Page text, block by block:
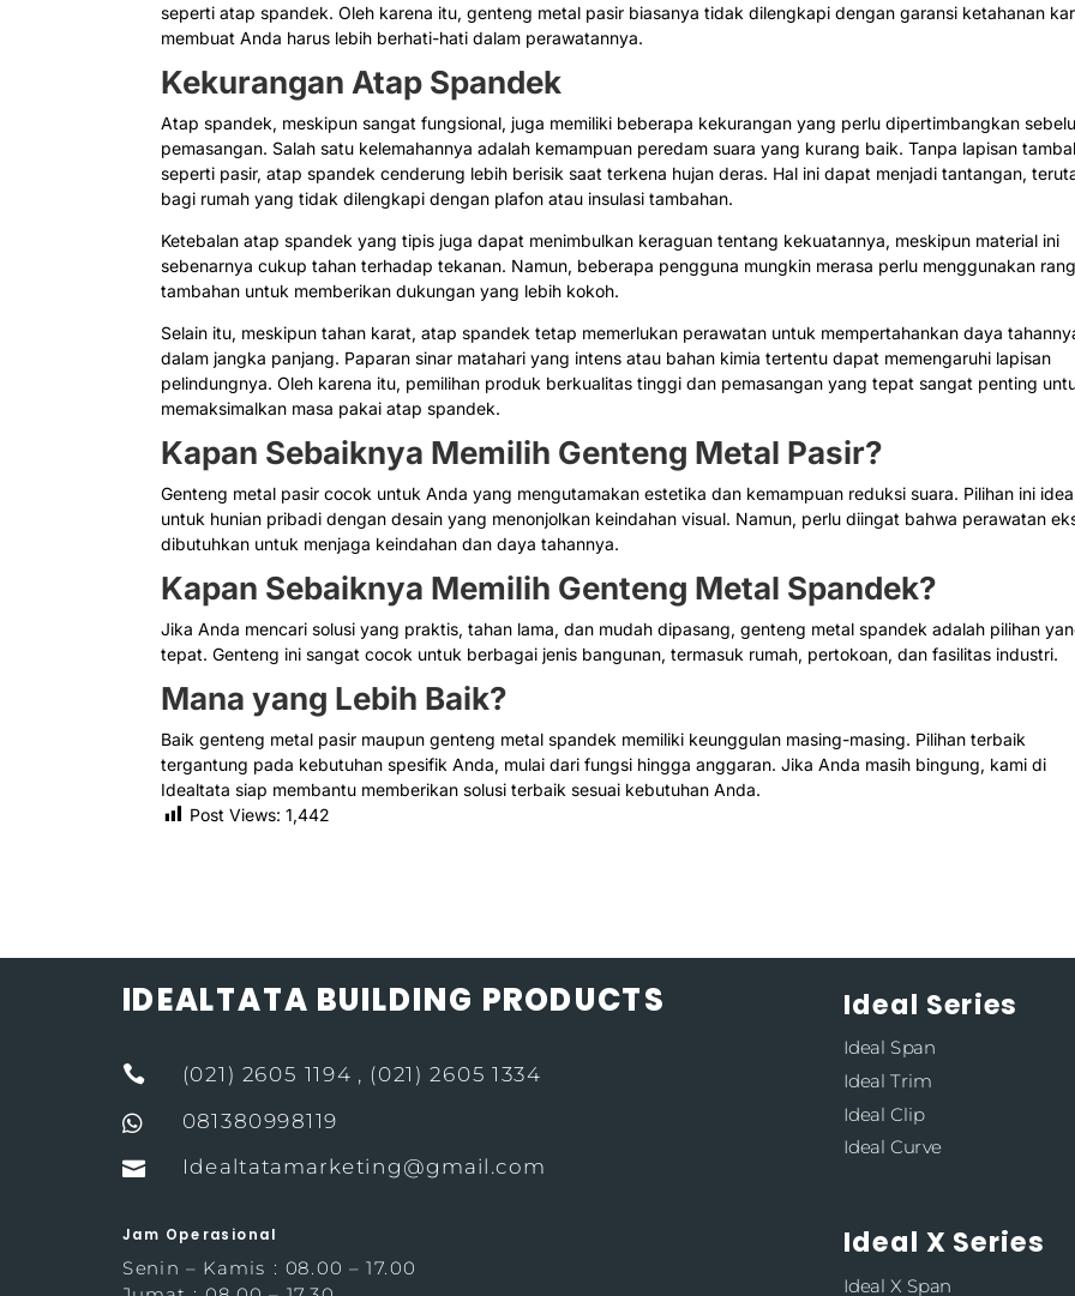
seperti atap spandek. Oleh karena itu, genteng metal pasir biasanya tidak dilengkapi dengan garansi ketahanan
membuat Anda harus lebih berhati-hati dalam perawatannya.
Kekurangan Atap Spandek
Atap spandek, meskipun sangat fungsional, juga memiliki beberapa kekurangan yang perlu dipertimbangkan
pemasangan. Salah satu kelemahannya adalah kemampuan peredam suara yang kurang baik. Tanpa lapisan
seperti pasir, atap spandek cenderung lebih berisik saat terkena hujan deras. Hal ini dapat menjadi tantangan,
bagi rumah yang tidak dilengkapi dengan plafon atau insulasi tambahan.
Ketebalan atap spandek yang tipis juga dapat menimbulkan keraguan tentang kekuatannya, meskipun material ini
sebenarnya cukup tahan terhadap tekanan. Namun, beberapa pengguna mungkin merasa perlu menggunakan
tambahan untuk memberikan dukungan yang lebih kokoh.
Selain itu, meskipun tahan karat, atap spandek tetap memerlukan perawatan untuk mempertahankan daya
dalam jangka panjang. Paparan sinar matahari yang intens atau bahan kimia tertentu dapat memengaruhi lapisan
pelindungnya. Oleh karena itu, pemilihan produk berkualitas tinggi dan pemasangan yang tepat sangat penting
memaksimalkan masa pakai atap spandek.
Kapan Sebaiknya Memilih Genteng Metal Pasir?
Genteng metal pasir cocok untuk Anda yang mengutamakan estetika dan kemampuan reduksi suara. Pilihan ini
untuk hunian pribadi dengan desain yang menonjolkan keindahan visual. Namun, perlu diingat bahwa perawatan
dibutuhkan untuk menjaga keindahan dan daya tahannya.
Kapan Sebaiknya Memilih Genteng Metal Spandek?
Jika Anda mencari solusi yang praktis, tahan lama, dan mudah dipasang, genteng metal spandek adalah pilihan
tepat. Genteng ini sangat cocok untuk berbagai jenis bangunan, termasuk rumah, pertokoan, dan fasilitas industri.
Mana yang Lebih Baik?
Baik genteng metal pasir maupun genteng metal spandek memiliki keunggulan masing-masing. Pilihan terbaik
tergantung pada kebutuhan spesifik Anda, mulai dari fungsi hingga anggaran. Jika Anda masih bingung, kami di
Idealtata siap membantu memberikan solusi terbaik sesuai kebutuhan Anda.
Post Views: 1,442
IDEALTATA BUILDING PRODUCTS
 (021) 2605 1194 , (021) 2605 1334
 081380998119
 Idealtatamarketing@gmail.com
Jam Operasional
Senin – Kamis : 08.00 – 17.00
Ideal Series
Ideal Span
Ideal Trim
Ideal Clip
Ideal Curve
Ideal X Series
Ideal X Span